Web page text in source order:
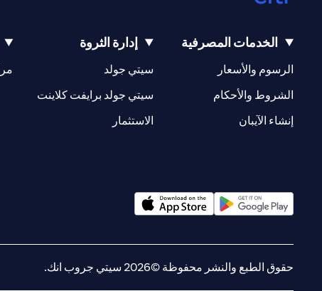
الخدمات المصرفية
الرسوم والأسعار
الشروط والأحكام
إنشاء الآيبان
إدارة الثروة
سيتي جولد
سيتي جولد برايفت كلاينت
الاستثمار
حقوق الطبع والنشر محفوظة ©2026 سيتي جروب انك.